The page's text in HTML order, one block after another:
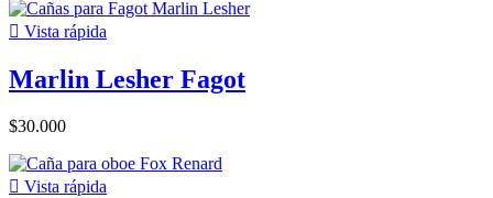
 Vista rápida
Marlin Lesher Fagot
$30.000
 Vista rápida